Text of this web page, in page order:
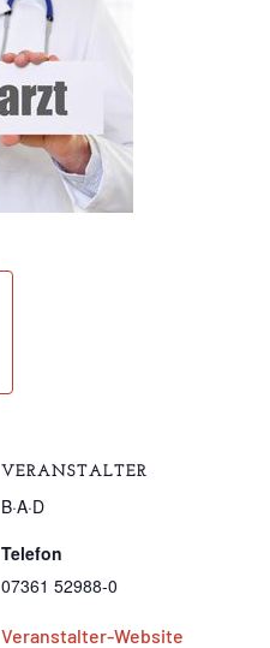
VERANSTALTER
B·A·D
Telefon
07361 52988-0
Veranstalter-Website